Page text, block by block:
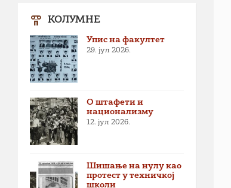
КОЛУМНЕ
Упис на факултет
29. јул 2026.
О штафети и
национализму
12. јул 2026.
Шишање на нулу као
протест у техничкој
школи